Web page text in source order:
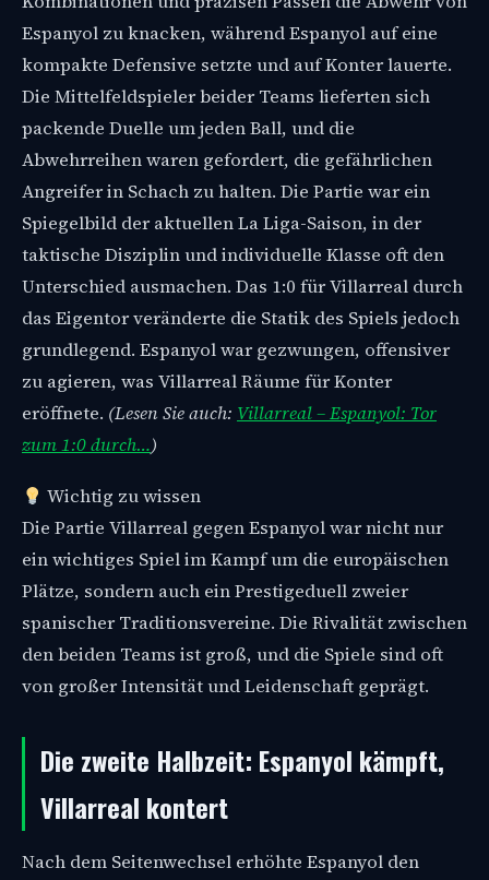
Espanyol zu knacken, während Espanyol auf eine
kompakte Defensive setzte und auf Konter lauerte.
Die Mittelfeldspieler beider Teams lieferten sich
packende Duelle um jeden Ball, und die
Abwehrreihen waren gefordert, die gefährlichen
Angreifer in Schach zu halten. Die Partie war ein
Spiegelbild der aktuellen La Liga-Saison, in der
taktische Disziplin und individuelle Klasse oft den
Unterschied ausmachen. Das 1:0 für Villarreal durch
das Eigentor veränderte die Statik des Spiels jedoch
grundlegend. Espanyol war gezwungen, offensiver
zu agieren, was Villarreal Räume für Konter
eröffnete. (Lesen Sie auch: Villarreal – Espanyol: Tor
zum 1:0 durch…)
Wichtig zu wissen
Die Partie Villarreal gegen Espanyol war nicht nur
ein wichtiges Spiel im Kampf um die europäischen
Plätze, sondern auch ein Prestigeduell zweier
spanischer Traditionsvereine. Die Rivalität zwischen
den beiden Teams ist groß, und die Spiele sind oft
von großer Intensität und Leidenschaft geprägt.
Die zweite Halbzeit: Espanyol kämpft,
Villarreal kontert
Nach dem Seitenwechsel erhöhte Espanyol den